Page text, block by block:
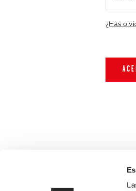
¿Has